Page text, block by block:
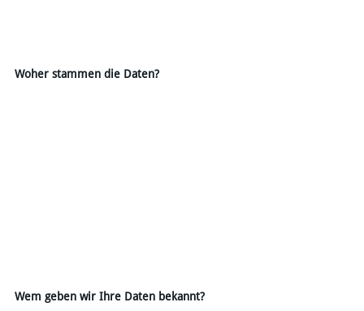
Woher stammen die Daten?
Wem geben wir Ihre Daten bekannt?